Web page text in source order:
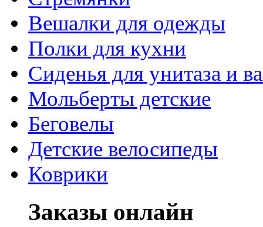
Вешалки для одежды
Полки для кухни
Сиденья для унитаза и
Мольберты детские
Беговелы
Детские велосипеды
Коврики
Заказы онлайн